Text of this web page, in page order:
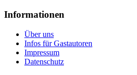
Informationen
Über uns
Infos für Gastautoren
Impressum
Datenschutz